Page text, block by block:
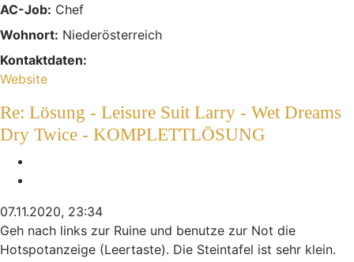
AC-Job: Chef
Wohnort: Niederösterreich
Kontaktdaten:
Kontaktdaten von Mikej
Website
Re: Lösung - Leisure Suit Larry - Wet Dreams
Dry Twice - KOMPLETTLÖSUNG
07.11.2020, 23:34
Geh nach links zur Ruine und benutze zur Not die
Hotspotanzeige (Leertaste). Die Steintafel ist sehr klein.